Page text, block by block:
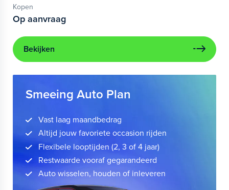
Kopen
Op aanvraag
Bekijken
Smeeing Auto Plan
Vast laag maandbedrag
Altijd jouw favoriete occasion rijden
Flexibele looptijden (2, 3 of 4 jaar)
Restwaarde vooraf gegarandeerd
Auto wisselen, houden of inleveren